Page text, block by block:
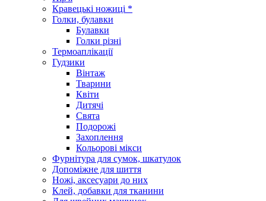
Кравецькі ножиці *
Голки, булавки
Булавки
Голки різні
Термоаплікації
Гудзики
Вінтаж
Тварини
Квіти
Дитячі
Свята
Подорожі
Захоплення
Кольорові мікси
Фурнітура для сумок, шкатулок
Допоміжне для шиття
Ножі, аксесуари до них
Клей, добавки для тканини